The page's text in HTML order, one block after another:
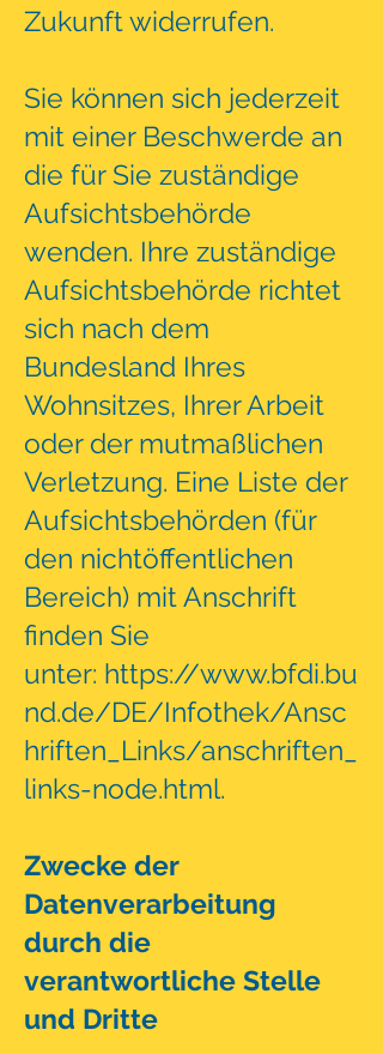
Zukunft widerrufen.
Sie können sich jederzeit
mit einer Beschwerde an
die für Sie zuständige
Aufsichtsbehörde
wenden. Ihre zuständige
Aufsichtsbehörde richtet
sich nach dem
Bundesland Ihres
Wohnsitzes, Ihrer Arbeit
oder der mutmaßlichen
Verletzung. Eine Liste der
Aufsichtsbehörden (für
den nichtöffentlichen
Bereich) mit Anschrift
finden Sie
unter: https://www.bfdi.bu
nd.de/DE/Infothek/Ansc
hriften_Links/anschriften_
links-node.html.
Zwecke der
Datenverarbeitung
durch die
verantwortliche Stelle
und Dritte